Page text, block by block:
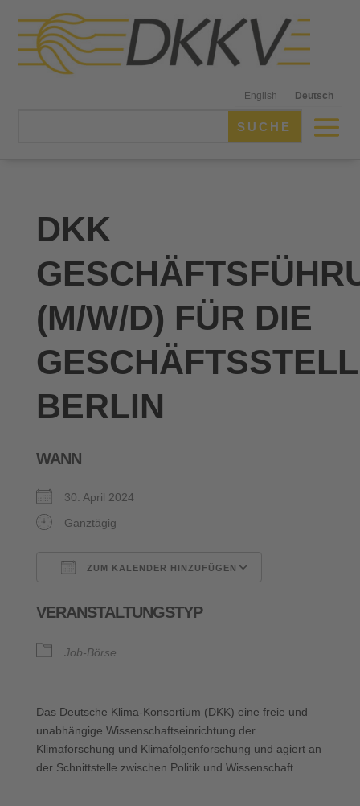
English Deutsch
DKK
(M/W/D) FÜR DIE
BERLIN
WANN
30. April 2024
Ganztägig
ZUM KALENDER HINZUFÜGEN
VERANSTALTUNGSTYP
Job-Börse
Das Deutsche Klima-Konsortium (DKK) eine freie und
unabhängige Wissenschaftseinrichtung der
Klimaforschung und Klimafolgenforschung und agiert an
der Schnittstelle zwischen Politik und Wissenschaft.